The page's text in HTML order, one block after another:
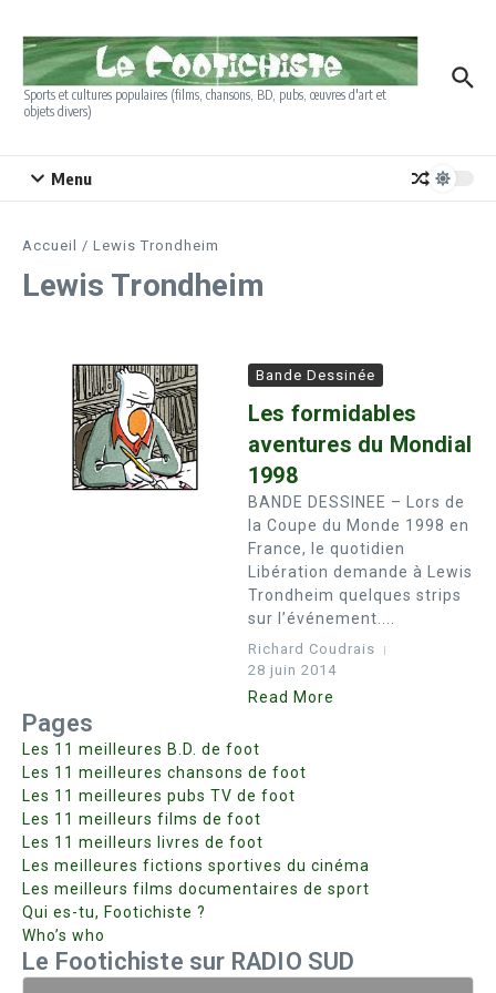
Sports et cultures populaires (films, chansons, BD, pubs, œuvres d'art et
objets divers)
Menu
Accueil / Lewis Trondheim
Lewis Trondheim
Bande Dessinée
Les formidables
aventures du Mondial
1998
BANDE DESSINEE – Lors de
la Coupe du Monde 1998 en
France, le quotidien
Libération demande à Lewis
Trondheim quelques strips
sur l’événement....
Richard Coudrais
28 juin 2014
Read More
Pages
Les 11 meilleures B.D. de foot
Les 11 meilleures chansons de foot
Les 11 meilleures pubs TV de foot
Les 11 meilleurs films de foot
Les 11 meilleurs livres de foot
Les meilleures fictions sportives du cinéma
Les meilleurs films documentaires de sport
Qui es-tu, Footichiste ?
Who’s who
Le Footichiste sur RADIO SUD